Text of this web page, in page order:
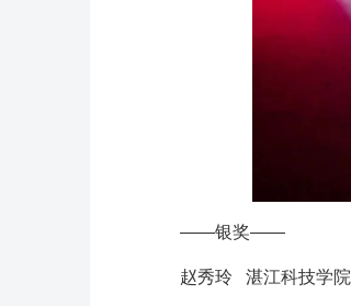
——银奖——
赵秀玲 湛江科技学院